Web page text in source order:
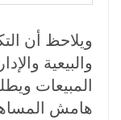
ويلاحظ أن
والبيعية
المبيعات
هامش